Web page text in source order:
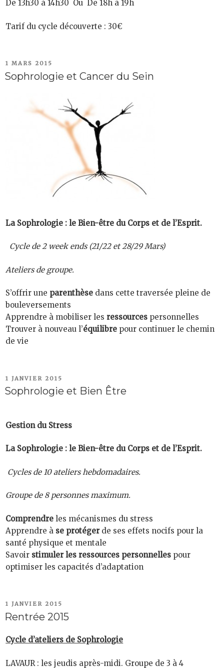
De 13h30 à 14h30 Ou De 18h à 19h
Tarif du cycle découverte : 30€
PUBLIÉ
LE
1 MARS 2015
Sophrologie et Cancer du Sein
La Sophrologie :le Bien-être du Corps et de l’Esprit.
Cycle de 2 week ends (21/22 et 28/29 Mars)
Ateliers de groupe.
S’offrir une parenthèse dans cette traversée pleine de
bouleversements
Apprendre à mobiliser les ressources personnelles
Trouver à nouveau l’équilibre pour continuer le chemin
de vie
PUBLIÉ
LE
1 JANVIER 2015
Sophrologie et Bien Être
Gestion du Stress
La Sophrologie :le Bien-être du Corps et de l’Esprit.
Cycles de 10 ateliers hebdomadaires.
Groupe de 8 personnes maximum.
Comprendreles mécanismes du stress
Apprendre à se protéger de ses effets nocifs pour la
santé physique et mentale
Savoir stimuler les ressources personnelles pour
optimiser les capacités d’adaptation
PUBLIÉ
LE
1 JANVIER 2015
Rentrée 2015
Cycle d’ateliers de Sophrologie
LAVAUR : les jeudis après-midi. Groupe de 3 à 4